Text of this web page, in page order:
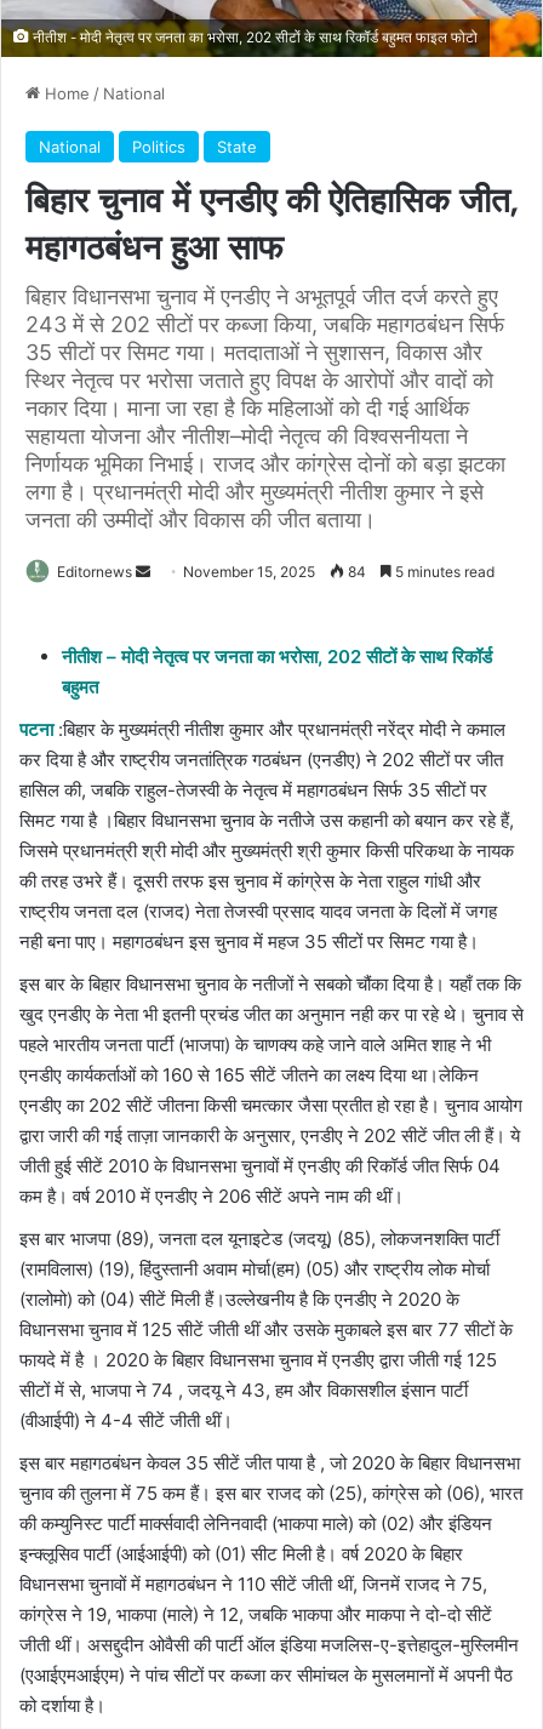
नीतीश - मोदी नेतृत्व पर जनता का भरोसा, 202 सीटों के साथ रिकॉर्ड बहुमत फाइल फोटो
Home / National
National Politics State
बिहार चुनाव में एनडीए की ऐतिहासिक जीत,
महागठबंधन हुआ साफ
बिहार विधानसभा चुनाव में एनडीए ने अभूतपूर्व जीत दर्ज करते हुए
243 में से 202 सीटों पर कब्जा किया, जबकि महागठबंधन सिर्फ
35 सीटों पर सिमट गया। मतदाताओं ने सुशासन, विकास और
स्थिर नेतृत्व पर भरोसा जताते हुए विपक्ष के आरोपों और वादों को
नकार दिया। माना जा रहा है कि महिलाओं को दी गई आर्थिक
सहायता योजना और नीतीश–मोदी नेतृत्व की विश्वसनीयता ने
निर्णायक भूमिका निभाई। राजद और कांग्रेस दोनों को बड़ा झटका
लगा है। प्रधानमंत्री मोदी और मुख्यमंत्री नीतीश कुमार ने इसे
जनता की उम्मीदों और विकास की जीत बताया।
Editornews
Send November 15, 2025 84 5 minutes read
नीतीश – मोदी नेतृत्व पर जनता का भरोसा, 202 सीटों के साथ रिकॉर्ड
बहुमत
पटना :बिहार के मुख्यमंत्री नीतीश कुमार और प्रधानमंत्री नरेंद्र मोदी ने कमाल
कर दिया है और राष्ट्रीय जनतांत्रिक गठबंधन (एनडीए) ने 202 सीटों पर जीत
हासिल की, जबकि राहुल-तेजस्वी के नेतृत्व में महागठबंधन सिर्फ 35 सीटों पर
सिमट गया है ।बिहार विधानसभा चुनाव के नतीजे उस कहानी को बयान कर रहे हैं,
जिसमे प्रधानमंत्री श्री मोदी और मुख्यमंत्री श्री कुमार किसी परिकथा के नायक
की तरह उभरे हैं। दूसरी तरफ इस चुनाव में कांग्रेस के नेता राहुल गांधी और
राष्ट्रीय जनता दल (राजद) नेता तेजस्वी प्रसाद यादव जनता के दिलों में जगह
नही बना पाए। महागठबंधन इस चुनाव में महज 35 सीटों पर सिमट गया है।
इस बार के बिहार विधानसभा चुनाव के नतीजों ने सबको चौंका दिया है। यहाँ तक कि
खुद एनडीए के नेता भी इतनी प्रचंड जीत का अनुमान नही कर पा रहे थे। चुनाव से
पहले भारतीय जनता पार्टी (भाजपा) के चाणक्य कहे जाने वाले अमित शाह ने भी
एनडीए कार्यकर्ताओं को 160 से 165 सीटें जीतने का लक्ष्य दिया था।लेकिन
एनडीए का 202 सीटें जीतना किसी चमत्कार जैसा प्रतीत हो रहा है। चुनाव आयोग
द्वारा जारी की गई ताज़ा जानकारी के अनुसार, एनडीए ने 202 सीटें जीत ली हैं। ये
जीती हुई सीटें 2010 के विधानसभा चुनावों में एनडीए की रिकॉर्ड जीत सिर्फ 04
कम है। वर्ष 2010 में एनडीए ने 206 सीटें अपने नाम की थीं।
इस बार भाजपा (89), जनता दल यूनाइटेड (जदयू) (85), लोकजनशक्ति पार्टी
(रामविलास) (19), हिंदुस्तानी अवाम मोर्चा(हम) (05) और राष्ट्रीय लोक मोर्चा
(रालोमो) को (04) सीटें मिली हैं।उल्लेखनीय है कि एनडीए ने 2020 के
विधानसभा चुनाव में 125 सीटें जीती थीं और उसके मुकाबले इस बार 77 सीटों के
फायदे में है । 2020 के बिहार विधानसभा चुनाव में एनडीए द्वारा जीती गई 125
सीटों में से, भाजपा ने 74 , जदयू ने 43, हम और विकासशील इंसान पार्टी
(वीआईपी) ने 4-4 सीटें जीती थीं।
इस बार महागठबंधन केवल 35 सीटें जीत पाया है , जो 2020 के बिहार विधानसभा
चुनाव की तुलना में 75 कम हैं। इस बार राजद को (25), कांग्रेस को (06), भारत
की कम्युनिस्ट पार्टी मार्क्सवादी लेनिनवादी (भाकपा माले) को (02) और इंडियन
इन्क्लूसिव पार्टी (आईआईपी) को (01) सीट मिली है। वर्ष 2020 के बिहार
विधानसभा चुनावों में महागठबंधन ने 110 सीटें जीती थीं, जिनमें राजद ने 75,
कांग्रेस ने 19, भाकपा (माले) ने 12, जबकि भाकपा और माकपा ने दो-दो सीटें
जीती थीं। असद्दुदीन ओवैसी की पार्टी ऑल इंडिया मजलिस-ए-इत्तेहादुल-मुस्लिमीन
(एआईएमआईएम) ने पांच सीटों पर कब्जा कर सीमांचल के मुसलमानों में अपनी पैठ
को दर्शाया है।